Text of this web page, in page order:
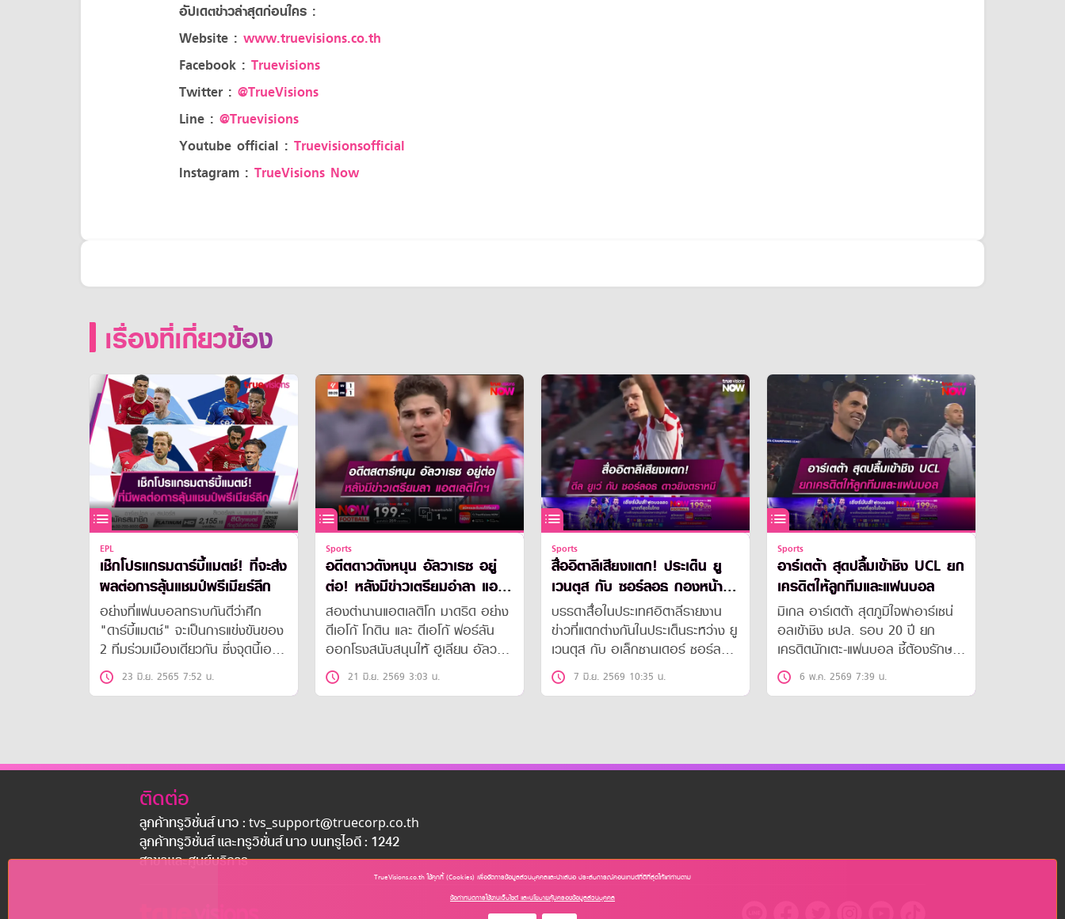
อัปเดตข่าวล่าสุดก่อนใคร :
Website : www.truevisions.co.th
Facebook : Truevisions
Twitter : @TrueVisions
Line : @Truevisions
Youtube official : Truevisionsofficial
Instagram : TrueVisions Now
เรื่องที่เกี่ยวข้อง
EPL
เช็กโปรแกรมดาร์บี้แมตช์! ที่จะส่ง
ผลต่อการลุ้นแชมป์พรีเมียร์ลีก
อย่างที่แฟนบอลทราบกันดีว่าศึก
"ดาร์บี้แมตช์" จะเป็นการแข่งขันของ
2 ทีมร่วมเมืองเดียวกัน ซึ่งจุดนี้เองที่
ทำให้แต่ละฝ่ายไม่มีใครยอมใคร เพราะ
ด้วยความที่ศักดิ์ศรีมันค้ำคอ
23 มิ.ย. 2565 7:52 น.
Sports
อดีตดาวดังหนุน อัลวาเรซ อยู่
ต่อ! หลังมีข่าวเตรียมอำลา แอต
เลติโกฯ
สองตำนานแอตเลติโก มาดริด อย่าง
ดีเอโก้ โกดิน และ ดีเอโก้ ฟอร์ลัน
ออกโรงสนับสนุนให้ ฮูเลียน อัลวา
เรซ อยู่ค้าแข้งกับทีมต่อไป พร้อม
ยกย่องเป็นกองหน้าระดับพิเศษที่หา
21 มิ.ย. 2569 3:03 น.
Sports
สื่ออิตาลีเสียงแตก! ประเด็น ยู
เวนตุส กับ ซอร์ลอธ กองหน้า
แอต.มาดริด
บรรดาสื่อในประเทศอิตาลีรายงาน
ข่าวที่แตกต่างกันในประเด็นระหว่าง ยู
เวนตุส กับ อเล็กซานเดอร์ ซอร์ลอธ
กองหน้าทีมชาตินอร์เวย์ของแอตเลติ
โก มาดริด
7 มิ.ย. 2569 10:35 น.
Sports
อาร์เตต้า สุดปลื้มเข้าชิง UCL ยก
เครดิตให้ลูกทีมและแฟนบอล
มิเกล อาร์เตต้า สุดภูมิใจพาอาร์เซน่
อลเข้าชิง ชปล. รอบ 20 ปี ยก
เครดิตนักเตะ-แฟนบอล ชี้ต้องรักษา
มาตรฐานลุ้นแชมป์ต่อเนื่อง
6 พ.ค. 2569 7:39 น.
ติดต่อ
ลูกค้าทรูวิชั่นส์ นาว : tvs_support@truecorp.co.th
ลูกค้าทรูวิชั่นส์ และทรูวิชั่นส์ นาว บนทรูไอดี : 1242
สาขาเเละศูนย์บริการ
TrueVisions.co.th ใช้คุกกี้ (Cookies) เพื่อจัดการข้อมูลส่วนบุคคลและนำเสนอ ประสบการณ์คอนเทนต์ที่ดีที่สุดให้แก่ท่านตาม
ข้อกำหนดการใช้งานเว็บไซต์ และนโยบายคุ้มครองข้อมูลส่วนบุคคล